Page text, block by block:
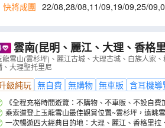
快將成團 22/08,28/08,11/09,19/09,25/09,
雲南(昆明、麗江、大理、香格里拉)8天團 玉龍雪山(雲杉坪)
、白族人家、松贊林寺、獨克宗
經幡、大理聖托里尼
龍雪山(雲杉坪)、麗江古城、大理古城、白族人家
、大理聖托里尼
級純玩 無自費 無購物 無車販 含耳機導
《全程充裕時間遊覽：不購物、不車販、不設自
乘索道登上玉龍雪山最佳觀賞位置~雲杉坪，遠眺
泊，景色如畫。
一次暢遊四大經典目的地：大理、麗江、香格里拉